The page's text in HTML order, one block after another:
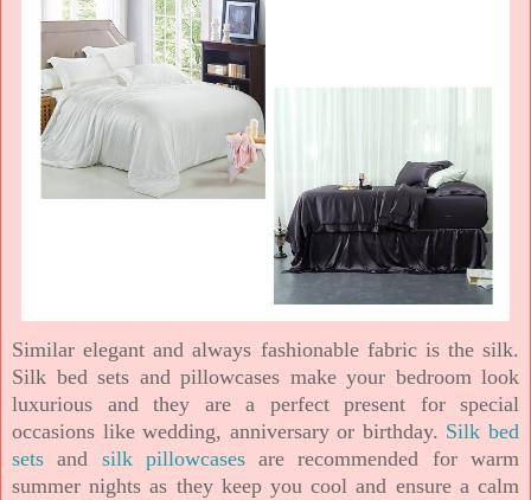
Similar elegant and always fashionable fabric is the silk.
Silk bed sets and pillowcases make your bedroom look
luxurious and they are a perfect present for special
occasions like wedding, anniversary or birthday. Silk bed
sets and silk pillowcasesare recommended for warm
summer nights as they keep you cool and ensure a calm